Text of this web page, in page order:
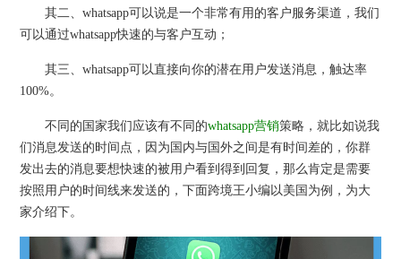
其二、whatsapp可以说是一个非常有用的客户服务渠道，我们
可以通过whatsapp快速的与客户互动；
其三、whatsapp可以直接向你的潜在用户发送消息，触达率
100%。
不同的国家我们应该有不同的whatsapp营销策略，就比如说我
们消息发送的时间点，因为国内与国外之间是有时间差的，你群
发出去的消息要想快速的被用户看到得到回复，那么肯定是需要
按照用户的时间线来发送的，下面跨境王小编以美国为例，为大
家介绍下。